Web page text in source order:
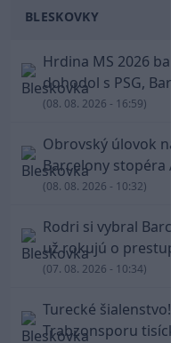
BLESKOVKY
Hrdina MS 2026 balí
dohodol s PSG,
(08. 08. 2026 - 16:59)
Obrovský úlovok na
Barcelony stopéra
(08. 08. 2026 - 10:32)
Rodri si vybral
už rokujú o
(07. 08. 2026 - 10:34)
Turecké šialenstvo!
Trabzonsporu tisícky